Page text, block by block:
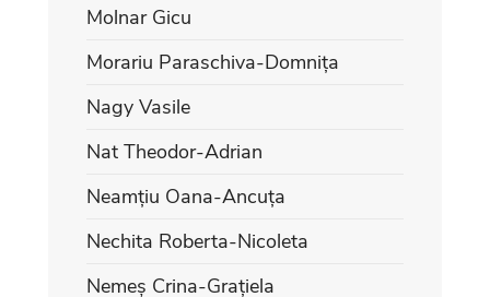
Molnar Gicu
Morariu Paraschiva-Domnița
Nagy Vasile
Nat Theodor-Adrian
Neamțiu Oana-Ancuța
Nechita Roberta-Nicoleta
Nemeș Crina-Grațiela